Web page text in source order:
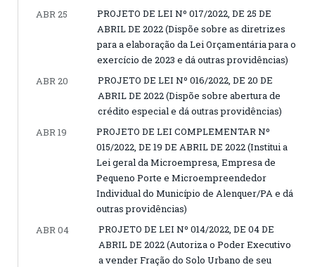
ABR 25
PROJETO DE LEI Nº 017/2022, DE 25 DE
ABRIL DE 2022 (Dispõe sobre as diretrizes
para a elaboração da Lei Orçamentária para o
exercício de 2023 e dá outras providências)
ABR 20
PROJETO DE LEI Nº 016/2022, DE 20 DE
ABRIL DE 2022 (Dispõe sobre abertura de
crédito especial e dá outras providências)
ABR 19
PROJETO DE LEI COMPLEMENTAR Nº
015/2022, DE 19 DE ABRIL DE 2022 (Institui a
Lei geral da Microempresa, Empresa de
Pequeno Porte e Microempreendedor
Individual do Município de Alenquer/PA e dá
outras providências)
ABR 04
PROJETO DE LEI Nº 014/2022, DE 04 DE
ABRIL DE 2022 (Autoriza o Poder Executivo
a vender Fração do Solo Urbano de seu